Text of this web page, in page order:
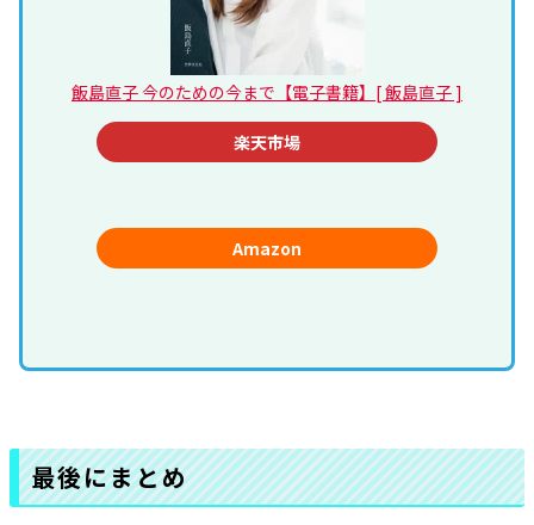
飯島直子 今のための今まで【電子書籍】[ 飯島直子 ]
楽天市場
Amazon
最後にまとめ